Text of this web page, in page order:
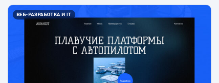
ВЕБ-РАЗРАБОТКА И IT